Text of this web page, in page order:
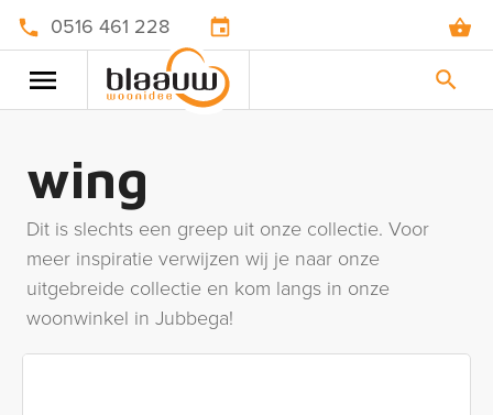
0516 461 228
wing
Dit is slechts een greep uit onze collectie. Voor
meer inspiratie verwijzen wij je naar onze
uitgebreide collectie en kom langs in onze
woonwinkel in Jubbega!